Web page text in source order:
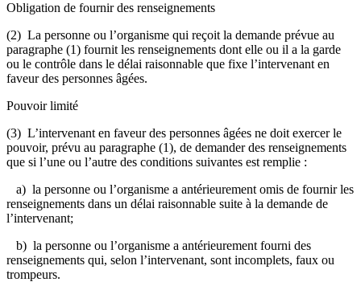
Obligation de fournir des renseignements
(2) La personne ou l’organisme qui reçoit la demande prévue au
paragraphe (1) fournit les renseignements dont elle ou il a la garde
ou le contrôle dans le délai raisonnable que fixe l’intervenant en
faveur des personnes âgées.
Pouvoir limité
(3) L’intervenant en faveur des personnes âgées ne doit exercer le
pouvoir, prévu au paragraphe (1), de demander des renseignements
que si l’une ou l’autre des conditions suivantes est remplie :
a) la personne ou l’organisme a antérieurement omis de fournir les
renseignements dans un délai raisonnable suite à la demande de
l’intervenant;
b) la personne ou l’organisme a antérieurement fourni des
renseignements qui, selon l’intervenant, sont incomplets, faux ou
trompeurs.